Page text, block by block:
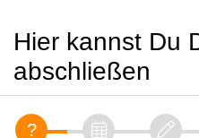
Hier kannst Du
abschließen